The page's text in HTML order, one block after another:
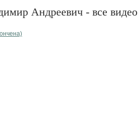
Андреевич - все видео